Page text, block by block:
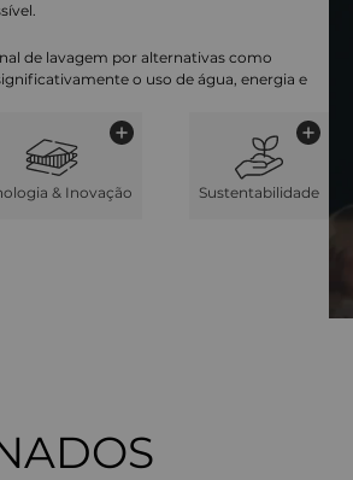
de lavagem por alternativas como
o uso de água, energia e
& Inovação Sustentabilidade